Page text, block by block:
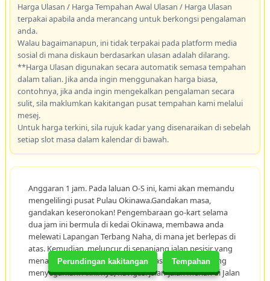
Perundingan kakitangan Tempahan
Harga Ulasan / Harga Tempahan Awal Ulasan / Harga Ulasan
terpakai apabila anda merancang untuk berkongsi pengalaman
anda.
Walau bagaimanapun, ini tidak terpakai pada platform media
sosial di mana diskaun berdasarkan ulasan adalah dilarang.
**Harga Ulasan digunakan secara automatik semasa tempahan
dalam talian. Jika anda ingin menggunakan harga biasa,
contohnya, jika anda ingin mengekalkan pengalaman secara
sulit, sila maklumkan kakitangan pusat tempahan kami melalui
mesej.
Untuk harga terkini, sila rujuk kadar yang disenaraikan di sebelah
setiap slot masa dalam kalendar di bawah.
Anggaran 1 jam. Pada laluan O-S ini, kami akan memandu
mengelilingi pusat Pulau Okinawa.Gandakan masa,
gandakan keseronokan! Pengembaraan go-kart selama
dua jam ini bermula di kedai Okinawa, membawa anda
melewati Lapangan Terbang Naha, di mana jet berlepas di
atas. Kemudian, meluncur di sepanjang jalan pesisir yang
menakjubkan di Pulau Senaga, merasai angin laut yang
menyegarkan. Akhirnya, navigasi jalan-jalan meriah di Jalan